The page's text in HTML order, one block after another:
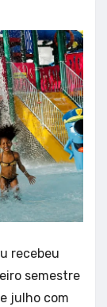
recebeu
semestre
julho com